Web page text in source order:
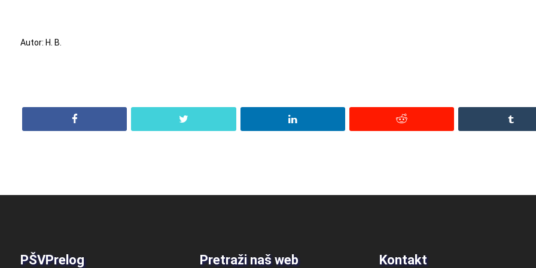
Autor: H. B.
PŠVPrelog Pretraži naš web Kontakt